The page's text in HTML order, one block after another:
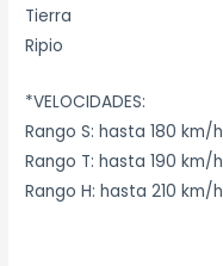
Tierra
Ripio
*VELOCIDADES:
Rango S: hasta 180 km/h
Rango T: hasta 190 km/h
Rango H: hasta 210 km/h